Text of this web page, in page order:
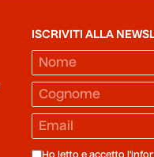
ISCRIVITI ALLA